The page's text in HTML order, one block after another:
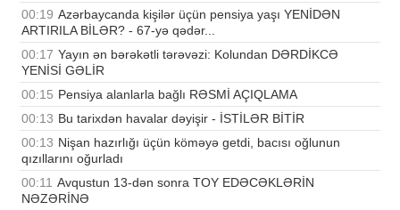
00:19 Azərbaycanda kişilər üçün pensiya yaşı YENİDƏN
ARTIRILA BİLƏR? - 67-yə qədər...
00:17 Yayın ən bərəkətli tərəvəzi: Kolundan DƏRDİKCƏ
YENİSİ GƏLİR
00:15 Pensiya alanlarla bağlı RƏSMİ AÇIQLAMA
00:13 Bu tarixdən havalar dəyişir - İSTİLƏR BİTİR
00:13 Nişan hazırlığı üçün köməyə getdi, bacısı oğlunun
qızıllarını oğurladı
00:11 Avqustun 13-dən sonra TOY EDƏCƏKLƏRİN
NƏZƏRİNƏ